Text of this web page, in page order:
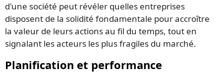
d'une société peut révéler quelles entreprises
disposent de la solidité fondamentale pour accroître
la valeur de leurs actions au fil du temps, tout en
signalant les acteurs les plus fragiles du marché.
Planification et performance